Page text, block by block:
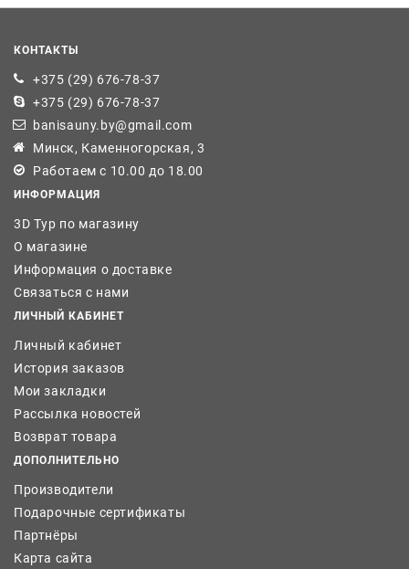
КОНТАКТЫ
+375 (29) 676-78-37
+375 (29) 676-78-37
banisauny.by@gmail.com
Минск, Каменногорская, 3
Работаем с 10.00 до 18.00
ИНФОРМАЦИЯ
3D Тур по магазину
О магазине
Информация о доставке
Связаться с нами
ЛИЧНЫЙ КАБИНЕТ
Личный кабинет
История заказов
Мои закладки
Рассылка новостей
Возврат товара
ДОПОЛНИТЕЛЬНО
Производители
Подарочные сертификаты
Партнёры
Карта сайта